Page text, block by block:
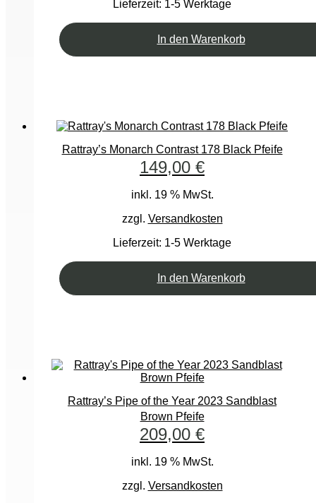
Lieferzeit: 1-5 Werktage
In den Warenkorb
Rattray’s Monarch Contrast 178 Black Pfeife
149,00 €
inkl. 19 % MwSt.
zzgl. Versandkosten
Lieferzeit: 1-5 Werktage
In den Warenkorb
Rattray’s Pipe of the Year 2023 Sandblast
Brown Pfeife
209,00 €
inkl. 19 % MwSt.
zzgl. Versandkosten